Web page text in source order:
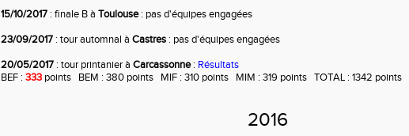
15/10/2017 : finale B à Toulouse: pas d'équipes engagées
23/09/2017 : tour automnal à Castres : pas d'équipes engagées
20/05/2017 : tour printanier à Carcassonne: Résultats
BEF : 333 points BEM : 380 points MIF : 310 points MIM : 319 points TOTAL : 1342 points
2016